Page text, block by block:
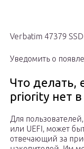
Verbatim 47379
Уведомить о
Что делать,
priority нет
Для
или UEFI, может
отвечающий за